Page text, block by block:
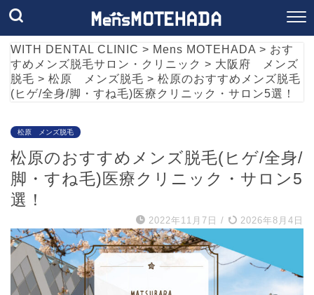
WITH DENTAL CLINIC > Mens MOTEHADA > おす
すめメンズ脱毛サロン・クリニック > 大阪府 メンズ
脱毛 > 松原 メンズ脱毛 > 松原のおすすめメンズ脱毛
(ヒゲ/全身/脚・すね毛)医療クリニック・サロン5選！
松原 メンズ脱毛
松原のおすすめメンズ脱毛(ヒゲ/全身/
脚・すね毛)医療クリニック・サロン5
選！
2022年11月7日 / 2026年8月4日